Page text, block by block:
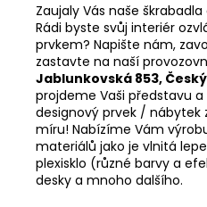
Zaujaly Vás naše
Rádi byste svůj interiér
prvkem? Napište nám,
zastavte na naší
Jablunkovská 853,
projdeme Vaši představu
designový prvek / nábytek
míru! Nabízíme Vám
materiálů jako je vlnitá
plexisklo (různé barvy a
desky a mnoho dalšího.